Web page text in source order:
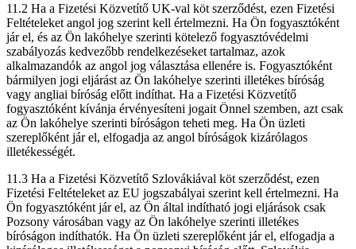
11.2 Ha a Fizetési Közvetítő UK-val köt szerződést, ezen Fizetési
Feltételeket angol jog szerint kell értelmezni. Ha Ön fogyasztóként
jár el, és az Ön lakóhelye szerinti kötelező fogyasztóvédelmi
szabályozás kedvezőbb rendelkezéseket tartalmaz, azok
alkalmazandók az angol jog választása ellenére is. Fogyasztóként
bármilyen jogi eljárást az Ön lakóhelye szerinti illetékes bíróság
vagy angliai bíróság előtt indíthat. Ha a Fizetési Közvetítő
fogyasztóként kívánja érvényesíteni jogait Önnel szemben, azt csak
az Ön lakóhelye szerinti bíróságon teheti meg. Ha Ön üzleti
szereplőként jár el, elfogadja az angol bíróságok kizárólagos
illetékességét.
11.3 Ha a Fizetési Közvetítő Szlovákiával köt szerződést, ezen
Fizetési Feltételeket az EU jogszabályai szerint kell értelmezni. Ha
Ön fogyasztóként jár el, az Ön által indítható jogi eljárások csak
Pozsony városában vagy az Ön lakóhelye szerinti illetékes
bíróságon indíthatók. Ha Ön üzleti szereplőként jár el, elfogadja a